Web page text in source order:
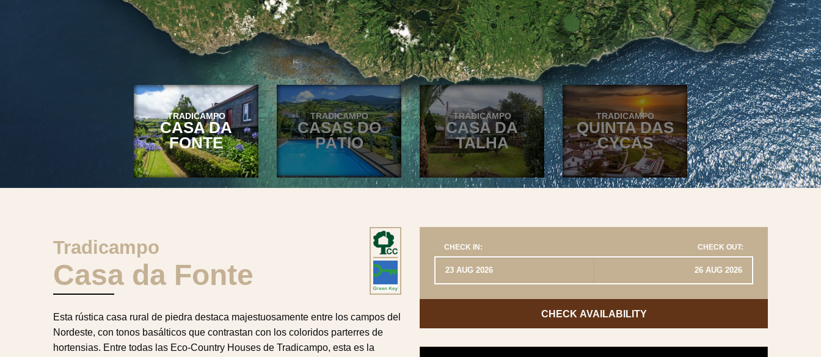
TRADICAMPO
CASA DA
FONTE
TRADICAMPO
CASAS DO
PÁTIO
TRADICAMPO
CASA DA
TALHA
TRADICAMPO
QUINTA DAS
CYCAS
Tradicampo
Casa da Fonte
Esta rústica casa rural de piedra destaca majestuosamente entre los campos del
Nordeste, con tonos basálticos que contrastan con los coloridos parterres de
hortensias. Entre todas las Eco-Country Houses de Tradicampo, esta es la
CHECK IN: CHECK OUT: